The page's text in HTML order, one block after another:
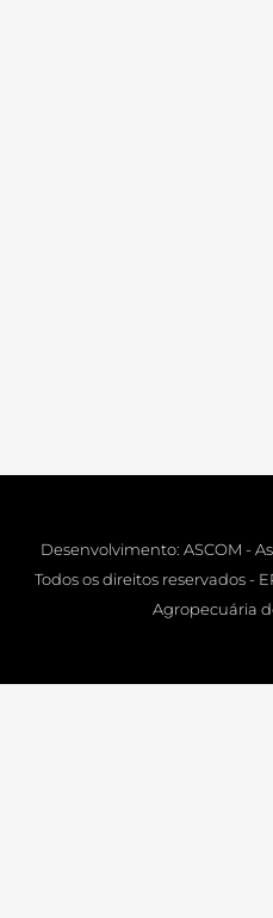
Desenvolvimento: ASCOM -
Todos os direitos reservados -
Agropecuária